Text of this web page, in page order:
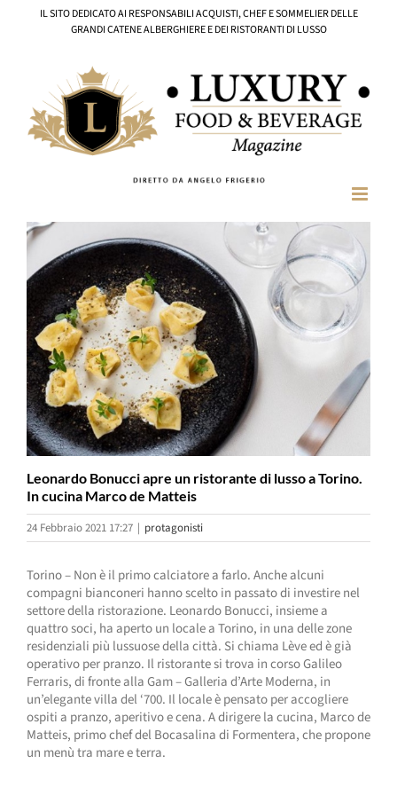
IL SITO DEDICATO AI RESPONSABILI ACQUISTI, CHEF E SOMMELIER DELLE
GRANDI CATENE ALBERGHIERE E DEI RISTORANTI DI LUSSO
Ingrandisci
immagine
Leonardo Bonucci apre un ristorante di lusso a Torino.
In cucina Marco de Matteis
24 Febbraio 2021 17:27 | protagonisti
Torino – Non è il primo calciatore a farlo. Anche alcuni
compagni bianconeri hanno scelto in passato di investire nel
settore della ristorazione. Leonardo Bonucci, insieme a
quattro soci, ha aperto un locale a Torino, in una delle zone
residenziali più lussuose della città. Si chiama Lève ed è già
operativo per pranzo. Il ristorante si trova in corso Galileo
Ferraris, di fronte alla Gam – Galleria d’Arte Moderna, in
un’elegante villa del ‘700. Il locale è pensato per accogliere
ospiti a pranzo, aperitivo e cena. A dirigere la cucina, Marco de
Matteis, primo chef del Bocasalina di Formentera, che propone
un menù tra mare e terra.